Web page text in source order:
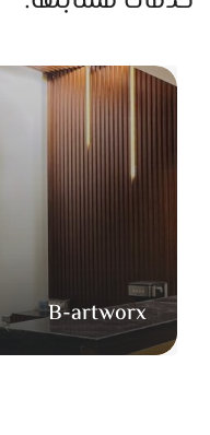
أو لحظة فرحة قبل دخول
الأحداث، وده بيخلي الصور
وبيخصص وقت مناسب
اللوك كامل بكل
وبيخلي الحركة طبيعية
الصور دي بتكون من أهم
كمان بيهتم بصور العيلة
ليها قيمة كبيرة مع
تخلي الصورة جميلة
B-artworx